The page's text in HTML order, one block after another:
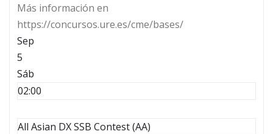
Más información en
https://concursos.ure.es/cme/bases/
Sep
5
Sáb
02:00
All Asian DX SSB Contest (AA)